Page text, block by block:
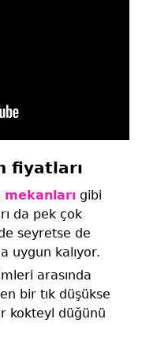
fiyatları
gibi
da pek çok
seyretse de
uygun kalıyor.
arasında
bir tık düşükse
kokteyl düğünü